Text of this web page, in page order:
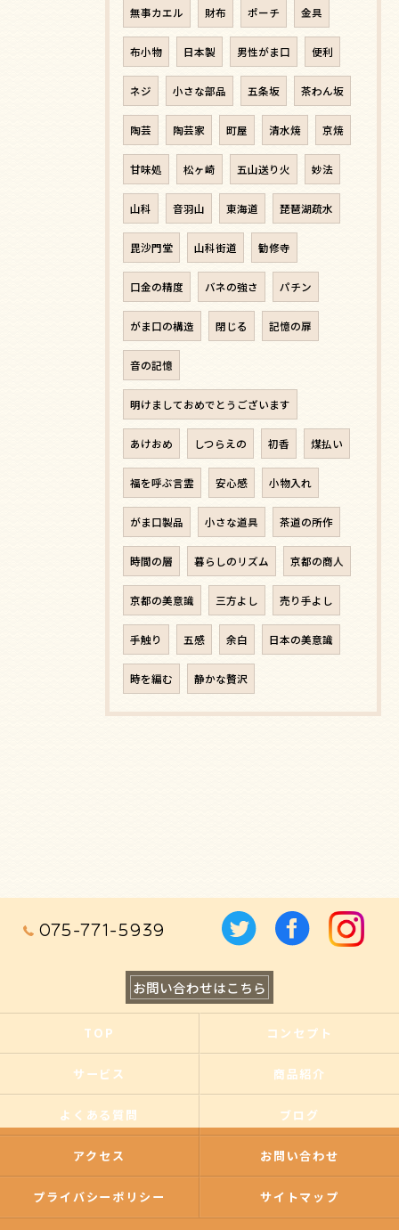
無事カエル 財布 ポーチ 金具
布小物 日本製 男性がま口 便利
ネジ 小さな部品 五条坂 茶わん坂
陶芸 陶芸家 町屋 清水焼 京焼
甘味処 松ヶ崎 五山送り火 妙法
山科 音羽山 東海道 琵琶湖疏水
毘沙門堂 山科街道 勧修寺
口金の精度 バネの強さ パチン
がま口の構造 閉じる 記憶の扉
音の記憶
明けましておめでとうございます
あけおめ しつらえの 初香 煤払い
福を呼ぶ言霊 安心感 小物入れ
がま口製品 小さな道具 茶道の所作
時間の層 暮らしのリズム 京都の商人
京都の美意識 三方よし 売り手よし
手触り 五感 余白 日本の美意識
時を編む 静かな贅沢
075-771-5939
お問い合わせはこちら
TOP コンセプト
サービス 商品紹介
よくある質問 ブログ
アクセス お問い合わせ
プライバシーポリシー サイトマップ